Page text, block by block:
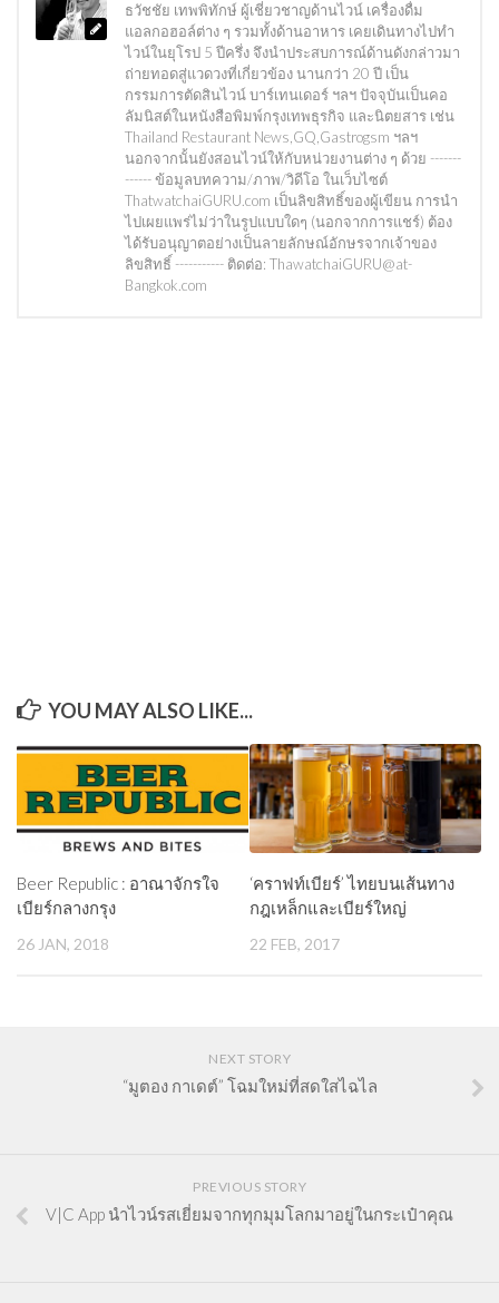
ธวัชชัย เทพพิทักษ์ ผู้เชี่ยวชาญด้านไวน์ เครื่องดื่ม
แอลกอฮอล์ต่าง ๆ รวมทั้งด้านอาหาร เคยเดินทางไปทำ
ไวน์ในยุโรป 5 ปีครึ่ง จึงนำประสบการณ์ด้านดังกล่าวมา
ถ่ายทอดสู่แวดวงที่เกี่ยวข้อง นานกว่า 20 ปี เป็น
กรรมการตัดสินไวน์ บาร์เทนเดอร์ ฯลฯ ปัจจุบันเป็นคอ
ลัมนิสต์ในหนังสือพิมพ์กรุงเทพธุรกิจ และนิตยสาร เช่น
Thailand Restaurant News,GQ,Gastrogsm ฯลฯ
นอกจากนั้นยังสอนไวน์ให้กับหน่วยงานต่าง ๆ ด้วย -------
------ ข้อมูลบทความ/ภาพ/วิดีโอ ในเว็บไซต์
ThatwatchaiGURU.com เป็นลิขสิทธิ์ของผู้เขียน การนำ
ไปเผยแพร่ไม่ว่าในรูปแบบใดๆ (นอกจากการแชร์) ต้อง
ได้รับอนุญาตอย่างเป็นลายลักษณ์อักษรจากเจ้าของ
ลิขสิทธิ์ ----------- ติดต่อ: ThawatchaiGURU@at-
Bangkok.com
YOU MAY ALSO LIKE...
Beer Republic : อาณาจักรใจ
เบียร์กลางกรุง
26 JAN, 2018
‘คราฟท์เบียร์’ ไทยบนเส้นทาง
กฎเหล็กและเบียร์ใหญ่
22 FEB, 2017
NEXT STORY
“มูตอง กาเดต์” โฉมใหม่ที่สดใสไฉไล
PREVIOUS STORY
V|C App นำไวน์รสเยี่ยมจากทุกมุมโลกมาอยู่ในกระเป๋าคุณ